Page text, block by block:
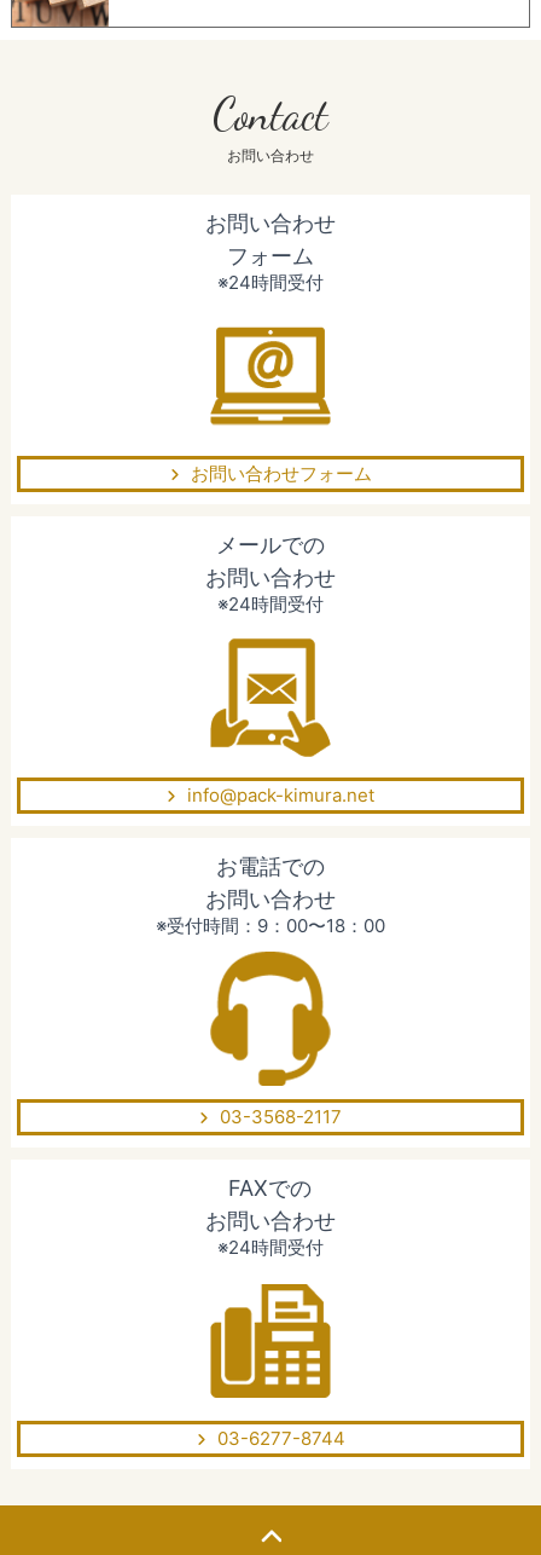
Contact
お問い合わせ
お問い合わせ
フォーム
※24時間受付
お問い合わせフォーム
メールでの
お問い合わせ
※24時間受付
info@pack-kimura.net
お電話での
お問い合わせ
※受付時間：9：00〜18：00
03-3568-2117
FAXでの
お問い合わせ
※24時間受付
03-6277-8744